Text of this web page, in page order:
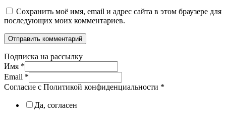
Сохранить моё имя, email и адрес сайта в этом браузере для
последующих моих комментариев.
Подписка на рассылку
Имя *
Email *
Согласие с Политикой конфиденциальности *
Да, согласен